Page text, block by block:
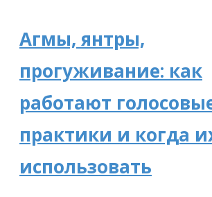
Агмы, янтры,
прогуживание: как
работают
практики и когда
использовать